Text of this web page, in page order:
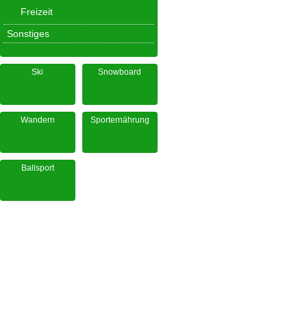
Freizeit
Sonstiges
Ski Snowboard
Wandern Sporternährung
Ballsport